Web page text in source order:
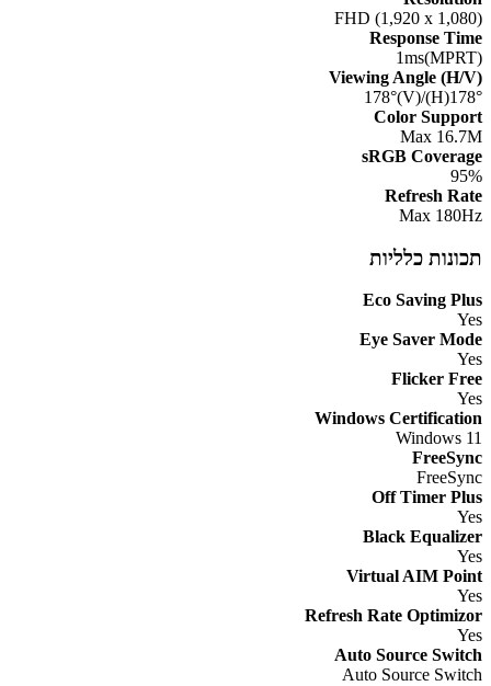
FHD (1,920 x 1,080)
Response Time
1ms(MPRT)
Viewing Angle (H/V)
178°(H)/178°(V)
Color Support
Max 16.7M
sRGB Coverage
95%
Refresh Rate
Max 180Hz
תכונות כלליות
Eco Saving Plus
Yes
Eye Saver Mode
Yes
Flicker Free
Yes
Windows Certification
Windows 11
FreeSync
FreeSync
Off Timer Plus
Yes
Black Equalizer
Yes
Virtual AIM Point
Yes
Refresh Rate Optimizor
Yes
Auto Source Switch
Auto Source Switch